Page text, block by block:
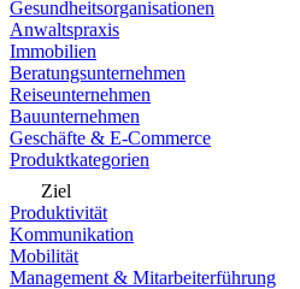
Gesundheitsorganisationen
Anwaltspraxis
Immobilien
Beratungsunternehmen
Reiseunternehmen
Bauunternehmen
Geschäfte & E-Commerce
Produktkategorien
Ziel
Produktivität
Kommunikation
Mobilität
Management & Mitarbeiterführung